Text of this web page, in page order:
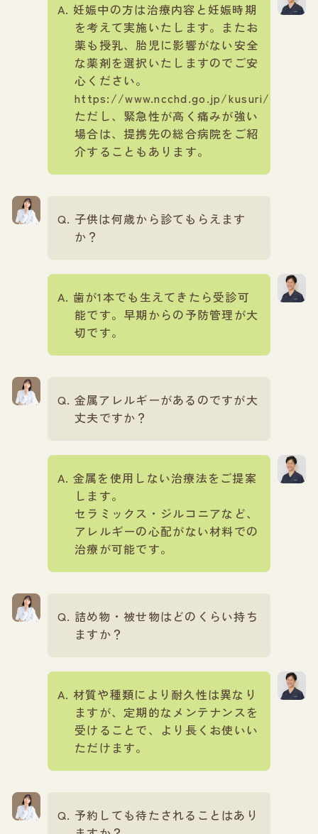
妊娠中の方は治療内容と妊娠時期
を考えて実施いたします。またお
薬も授乳、胎児に影響がない安全
な薬剤を選択いたしますのでご安
心ください。
https://www.ncchd.go.jp/kusuri/
ただし、緊急性が高く痛みが強い
場合は、提携先の総合病院をご紹
介することもあります。
子供は何歳から診てもらえます
か？
歯が1本でも生えてきたら受診可
能です。早期からの予防管理が大
切です。
金属アレルギーがあるのですが大
丈夫ですか？
金属を使用しない治療法をご提案
します。
セラミックス・ジルコニアなど、
アレルギーの心配がない材料での
治療が可能です。
詰め物・被せ物はどのくらい持ち
ますか？
材質や種類により耐久性は異なり
ますが、定期的なメンテナンスを
受けることで、より長くお使いい
ただけます。
予約しても待たされることはあり